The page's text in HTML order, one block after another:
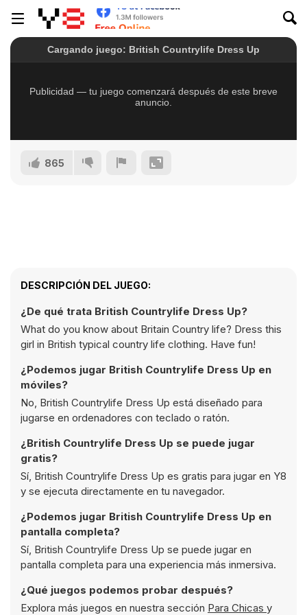
865
DESCRIPCIÓN DEL JUEGO:
¿De qué trata British Countrylife Dress Up?
What do you know about Britain Country life? Dress this
girl in British typical country life clothing. Have fun!
¿Podemos jugar British Countrylife Dress Up en
móviles?
No, British Countrylife Dress Up está diseñado para
jugarse en ordenadores con teclado o ratón.
¿British Countrylife Dress Up se puede jugar
gratis?
Sí, British Countrylife Dress Up es gratis para jugar en Y8
y se ejecuta directamente en tu navegador.
¿Podemos jugar British Countrylife Dress Up en
pantalla completa?
Sí, British Countrylife Dress Up se puede jugar en
pantalla completa para una experiencia más inmersiva.
¿Qué juegos podemos probar después?
Explora más juegos en nuestra sección Para Chicas y